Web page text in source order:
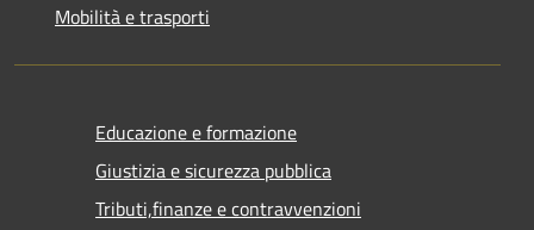
Mobilità e trasporti
Educazione e formazione
Giustizia e sicurezza pubblica
Tributi,finanze e contravvenzioni